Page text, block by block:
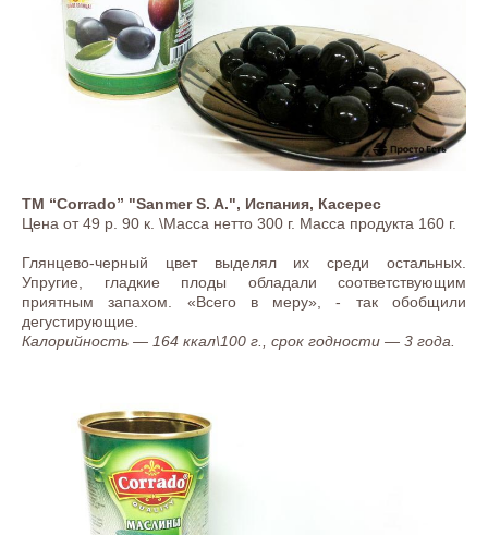
ТМ “Corrado” "Sanmer S. A.", Испания, Касерес
Цена от 49 р. 90 к. \Масса нетто 300 г. Масса продукта 160 г.
Глянцево-черный цвет выделял их среди остальных.
Упругие, гладкие плоды обладали соответствующим
приятным запахом. «Всего в меру», - так обобщили
дегустирующие.
Калорийность — 164 ккал\100 г., срок годности — 3 года.